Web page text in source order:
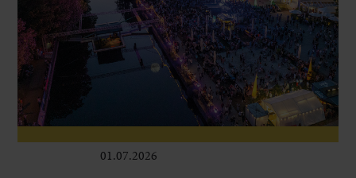
01.07.2026